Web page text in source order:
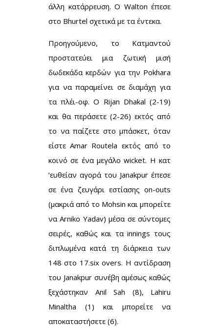
άλλη κατάρρευση. Ο Walton έπεσε
στο Bhurtel σχετικά με τα έντεκα.
Προηγούμενο, το Κατμαντού
προστατεύει μια ζωτική μισή
δωδεκάδα κερδών για την Pokhara
για να παραμείνει σε διαμάχη για
τα πλέι-οφ. Ο Rijan Dhakal (2-19)
και θα περάσετε (2-26) εκτός από
το να παίζετε στο μπάσκετ, όταν
είστε Amar Routela εκτός από το
κοινό σε ένα μεγάλο wicket. Η κατ
‘ευθείαν αγορά του Janakpur έπεσε
σε ένα ζευγάρι εστίασης on-outs
(μακριά από το Mohsin και μπορείτε
να Arniko Yadav) μέσα σε σύντομες
σειρές, καθώς και τα innings τους
διπλωμένα κατά τη διάρκεια των
148 στο 17.six overs. Η αντίδραση
του Janakpur συνέβη αμέσως καθώς
ξεχάστηκαν Anil Sah (8), Lahiru
Minaltha (1) και μπορείτε να
αποκαταστήσετε (6).